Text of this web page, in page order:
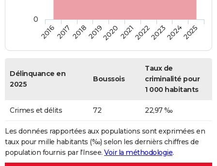
2016201720182019202020212022202320242025
0
Délinquance en
2025
Boussois
Taux de
criminalité pour
1 000 habitants
Crimes et délits 72 22,97 ‰
Les données rapportées aux populations sont exprimées en
taux pour mille habitants (‰) selon les dernièrs chiffres de
population fournis par l'Insee. Voir la méthodologie.